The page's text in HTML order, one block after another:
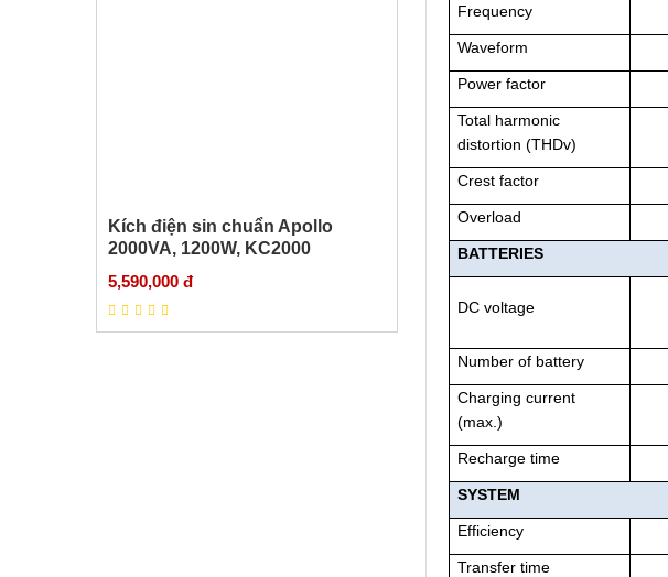
Kích điện sin chuẩn Apollo
2000VA, 1200W, KC2000
5,590,000 đ
Frequency
Waveform
Power factor
Total harmonic
distortion (THDv)
Crest factor
Overload
BATTERIES
DC voltage
Number of battery
Charging current
(max.)
Recharge time
SYSTEM
Efficiency
Transfer time